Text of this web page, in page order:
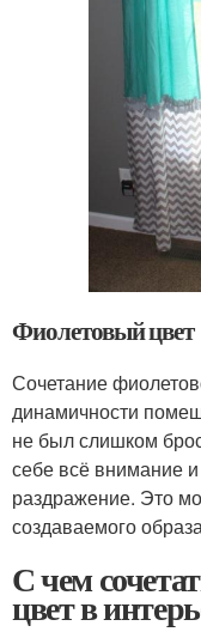
Фиолетовый цвет
Сочетание
динамичности
не был слишком
себе всё внимание
раздражение. Это
создаваемого
С чем
цвет в